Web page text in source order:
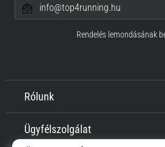
Rólunk
Ügyfélszolgálat
info@top4running.hu
Rendelés lemondásának